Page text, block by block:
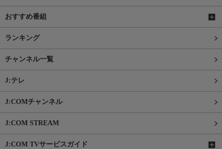
おすすめ番組
ランキング
チャンネル一覧
J:テレ
J:COMチャンネル
J:COM STREAM
J:COM TVサービスガイド